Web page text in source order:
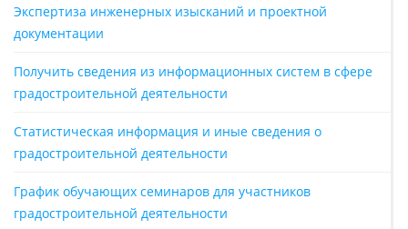
Экспертиза инженерных изысканий и проектной
документации
Получить сведения из информационных систем в сфере
градостроительной деятельности
Статистическая информация и иные сведения о
градостроительной деятельности
График обучающих семинаров для участников
градостроительной деятельности